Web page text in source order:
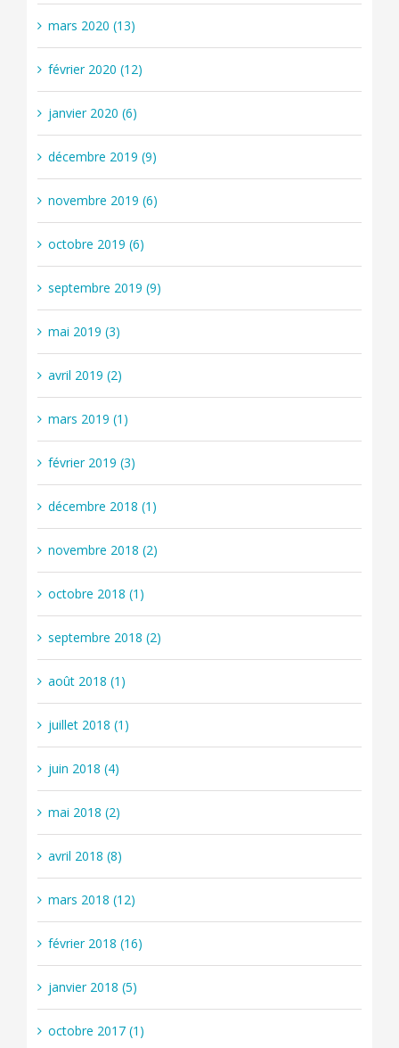
mars 2020 (13)
février 2020 (12)
janvier 2020 (6)
décembre 2019 (9)
novembre 2019 (6)
octobre 2019 (6)
septembre 2019 (9)
mai 2019 (3)
avril 2019 (2)
mars 2019 (1)
février 2019 (3)
décembre 2018 (1)
novembre 2018 (2)
octobre 2018 (1)
septembre 2018 (2)
août 2018 (1)
juillet 2018 (1)
juin 2018 (4)
mai 2018 (2)
avril 2018 (8)
mars 2018 (12)
février 2018 (16)
janvier 2018 (5)
octobre 2017 (1)